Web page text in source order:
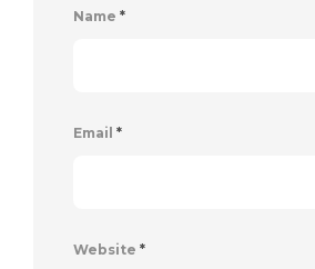
Name *
Email *
Website *